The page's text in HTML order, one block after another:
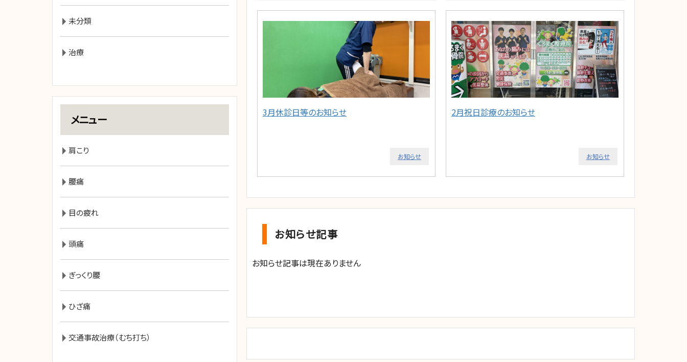
3月休診日等のお知らせ
お知らせ
2月祝日診療のお知らせ
お知らせ
お知らせ記事
お知らせ記事は現在ありません
未分類
治療
メニュー
肩こり
腰痛
目の疲れ
頭痛
ぎっくり腰
ひざ痛
交通事故治療（むち打ち）